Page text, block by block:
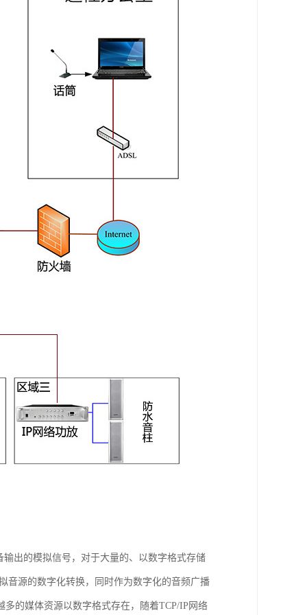
出的模拟信号，对于大量的、以数字格式存储
音源的数字化转换，同时作为数字化的音频广播
的媒体资源以数字格式存在，随着TCP/IP网络